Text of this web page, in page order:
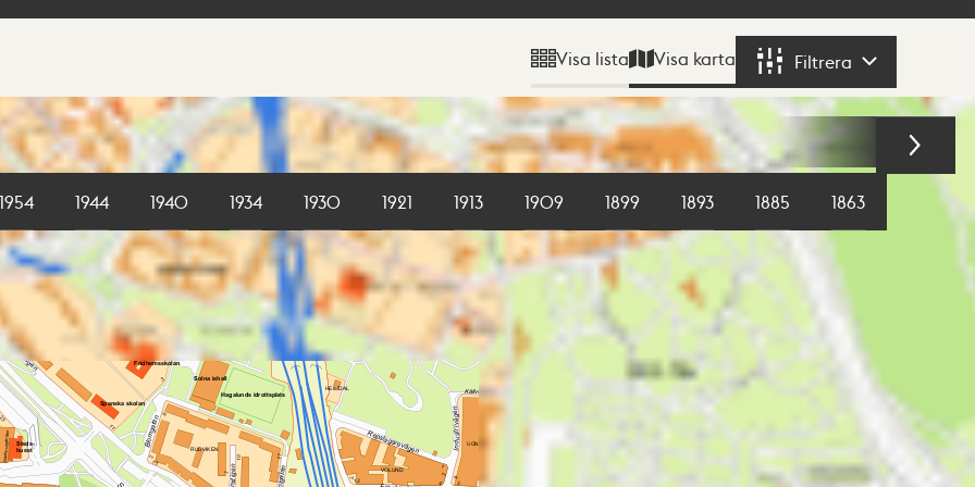
Visa lista Visa karta Filtrera
1954 1944 1940 1934 1930 1921 1913 1909 1899 1893 1885 1863 1855